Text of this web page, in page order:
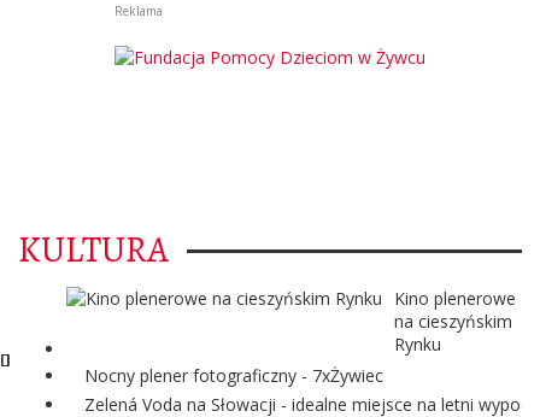
Reklama
KULTURA
Kino plenerowe
na cieszyńskim
Rynku
Nocny plener fotograficzny - 7xŻywiec
Zelená Voda na Słowacji - idealne miejsce na letni